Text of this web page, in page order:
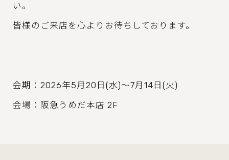
い。
皆様のご来店を心よりお待ちしております。
会期：2026年5月20日(水)～7月14日(火)
会場：阪急うめだ本店 2F